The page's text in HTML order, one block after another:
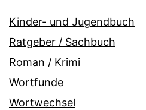
Kinder- und Jugendbuch
Ratgeber / Sachbuch
Roman / Krimi
Wortfunde
Wortwechsel